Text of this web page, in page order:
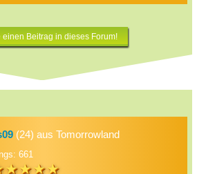
einen Beitrag in dieses Forum!
(24) aus Tomorrowland
661